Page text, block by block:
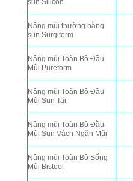
Nâng mũi thường bằng
sụn Surgiform
Nâng mũi Toàn Bộ Đầu
Mũi Pureform
Nâng mũi Toàn Bộ Đầu
Mũi Sụn Tai
Nâng mũi Toàn Bộ Đầu
Mũi Sụn Vách Ngăn Mũi
Nâng mũi Toàn Bộ Sống
Mũi Bistool